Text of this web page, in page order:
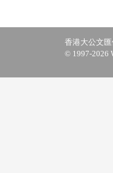
香港大公文
© 1997-2026